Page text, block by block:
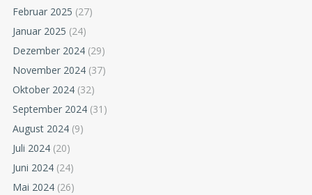
Februar 2025 (27)
Januar 2025 (24)
Dezember 2024 (29)
November 2024 (37)
Oktober 2024 (32)
September 2024 (31)
August 2024 (9)
Juli 2024 (20)
Juni 2024 (24)
Mai 2024 (26)